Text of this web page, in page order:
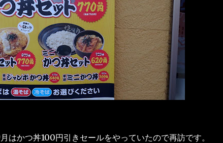
はかつ丼100円引きセールをやっていたので再訪です。